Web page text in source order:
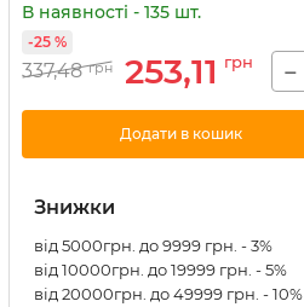
В наявності - 135 шт.
337,48 грн 253,11 грн
-25 %
−
Додати в кошик
Знижки
від 5000грн. до 9999 грн. - 3%
від 10000грн. до 19999 грн. - 5%
від 20000грн. до 49999 грн. - 10%